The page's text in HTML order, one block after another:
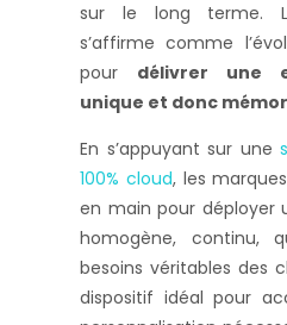
sur le long terme.
s’affirme comme
pour délivrer une
unique et donc
En s’appuyant sur une
100% cloud, les
en main pour déployer
homogène, continu,
besoins véritables des
dispositif idéal pour